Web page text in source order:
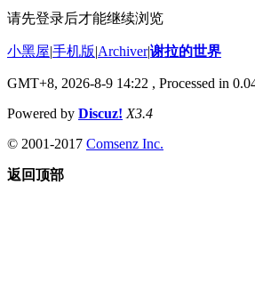
请先登录后才能继续浏览
小黑屋|手机版|Archiver|谢拉的世界
GMT+8, 2026-8-9 14:22 , Processed in
Powered by Discuz! X3.4
© 2001-2017 Comsenz Inc.
返回顶部